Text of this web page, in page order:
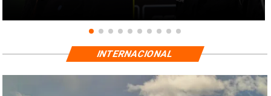
INTERNACIONAL